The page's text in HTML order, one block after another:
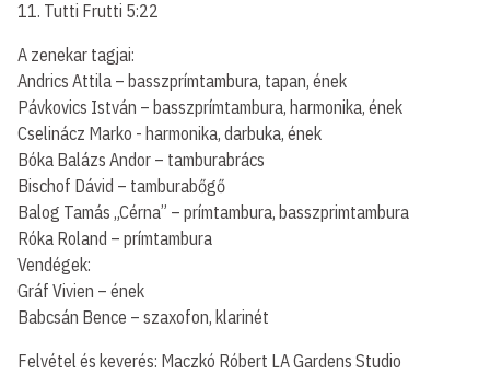
11. Tutti Frutti 5:22
A zenekar tagjai:
Andrics Attila – basszprímtambura, tapan, ének
Pávkovics István – basszprímtambura, harmonika, ének
Cselinácz Marko - harmonika, darbuka, ének
Bóka Balázs Andor – tamburabrács
Bischof Dávid – tamburabőgő
Balog Tamás „Cérna” – prímtambura, basszprimtambura
Róka Roland – prímtambura
Vendégek:
Gráf Vivien – ének
Babcsán Bence – szaxofon, klarinét
Felvétel és keverés: Maczkó Róbert LA Gardens Studio